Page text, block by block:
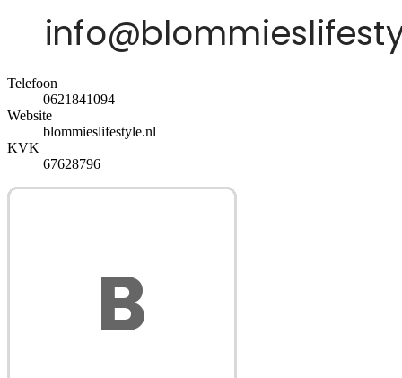
Telefoon
0621841094
Website
blommieslifestyle.nl
KVK
67628796